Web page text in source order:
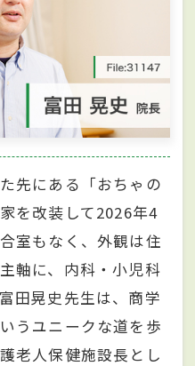
先にある「おちゃの
を改装して2026年4
室もなく、外観は住
軸に、内科・小児科
田晃史先生は、商学
うユニークな道を歩
老人保健施設長とし